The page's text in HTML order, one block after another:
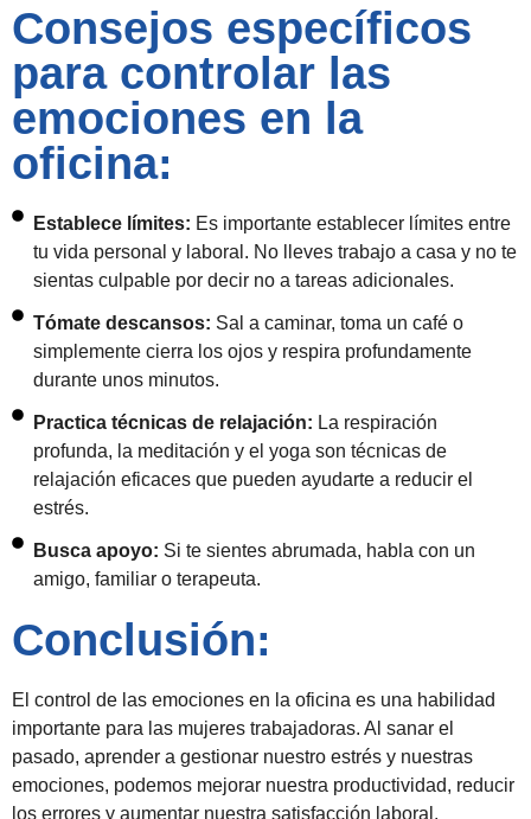
Consejos específicos
para controlar las
emociones en la
oficina:
Establece límites: Es importante establecer límites entre
tu vida personal y laboral. No lleves trabajo a casa y no te
sientas culpable por decir no a tareas adicionales.
Tómate descansos: Sal a caminar, toma un café o
simplemente cierra los ojos y respira profundamente
durante unos minutos.
Practica técnicas de relajación: La respiración
profunda, la meditación y el yoga son técnicas de
relajación eficaces que pueden ayudarte a reducir el
estrés.
Busca apoyo: Si te sientes abrumada, habla con un
amigo, familiar o terapeuta.
Conclusión:
El control de las emociones en la oficina es una habilidad
importante para las mujeres trabajadoras. Al sanar el
pasado, aprender a gestionar nuestro estrés y nuestras
emociones, podemos mejorar nuestra productividad, reducir
los errores y aumentar nuestra satisfacción laboral.